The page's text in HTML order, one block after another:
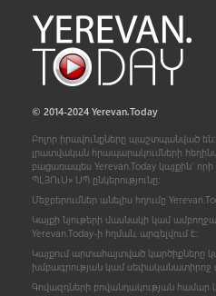
© 2014-2024 Yerevan.Today
Բոլոր իրավունքները պաշտպանված են:
լրատվական հրապարակումների
բացառապես Yerevan.Today կայքին`
ՊԼՅՈւ Ս» ՍՊ ընկերությունը։
Մեջբերումներ անելիս հղումը
Կայքի նյութերի մասնակի կամ
Yerevan.Today-ի հղման, արգելվում է:
Կայքում արտահայտված կարծիքները
խմբագրության կամ սեփականատիրոջ
Գովազդների բովանդակության համար